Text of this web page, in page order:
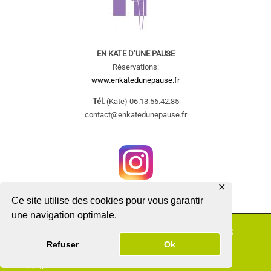
Ce site utilise des cookies pour vous garantir
une navigation optimale.
Refuser Ok
✕
EN KATE D’UNE PAUSE
Réservations:
www.enkatedunepause.fr
Tél.(Kate) 06.13.56.42.85
contact@enkatedunepause.fr
Les soins Réservation Contact
CG
Charte